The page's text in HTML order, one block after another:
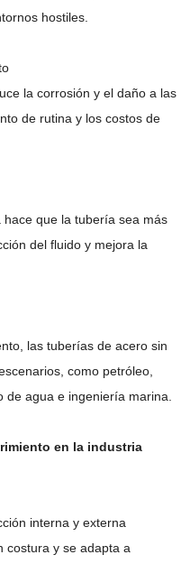
hostiles.
la corrosión y el daño a las
de rutina y los costos de
que la tubería sea más
del fluido y mejora la
las tuberías de acero sin
como petróleo,
agua e ingeniería marina.
en la industria
interna y externa
costura y se adapta a